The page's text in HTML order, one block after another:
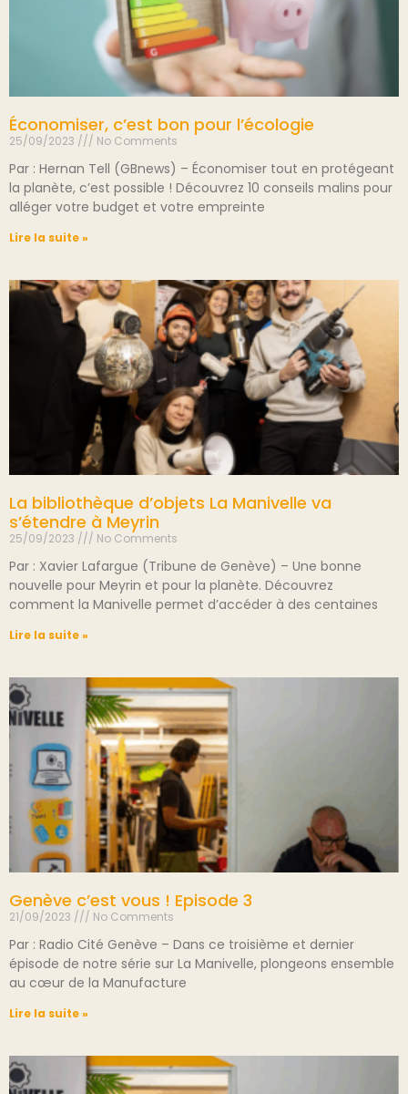
Économiser, c’est bon pour l’écologie
25/09/2023 No Comments
Par : Hernan Tell (GBnews) – Économiser tout en protégeant
la planète, c’est possible ! Découvrez 10 conseils malins pour
alléger votre budget et votre empreinte
Lire la suite »
La bibliothèque d’objets La Manivelle va
s’étendre à Meyrin
25/09/2023 No Comments
Par : Xavier Lafargue (Tribune de Genève) – Une bonne
nouvelle pour Meyrin et pour la planète. Découvrez
comment la Manivelle permet d’accéder à des centaines
Lire la suite »
Genève c’est vous ! Episode 3
21/09/2023 No Comments
Par : Radio Cité Genève – Dans ce troisième et dernier
épisode de notre série sur La Manivelle, plongeons ensemble
au cœur de la Manufacture
Lire la suite »